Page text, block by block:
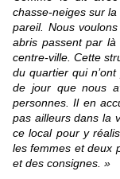
chasse-neiges sur la
pareil. Nous
abris passent par là
centre-ville. Cette
du quartier qui n’ont
de jour que nous
personnes. Il en
pas ailleurs dans la
ce local pour y
les femmes et deux
et des consignes. »